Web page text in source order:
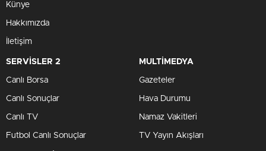
Künye
Hakkımızda
İletişim
SERVİSLER 2
Canlı Borsa
Canlı Sonuçlar
Canlı TV
Futbol Canlı Sonuçlar
MULTİMEDYA
Gazeteler
Hava Durumu
Namaz Vakitleri
TV Yayın Akışları